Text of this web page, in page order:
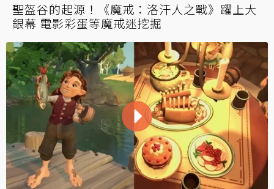
聖盔谷的起源！《魔戒：洛汗人之戰》躍上大
銀幕 電影彩蛋等魔戒迷挖掘